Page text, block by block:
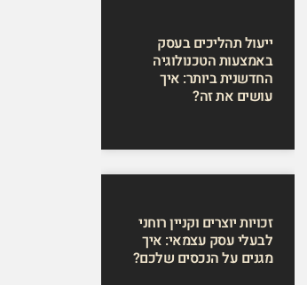
ייעול תהליכים בעסק
באמצעות הטכנולוגיה
החדשנית ביותר: איך
עושים את זה?
זכויות יוצרים וקניין רוחני
לבעלי עסק עצמאי: איך
מגנים על הנכסים שלכם?